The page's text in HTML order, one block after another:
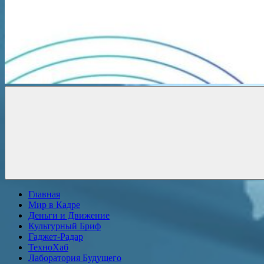
Главная
Мир в Кадре
Деньги и Движение
Культурный Бриф
Гаджет-Радар
ТехноХаб
Лаборатория Будущего